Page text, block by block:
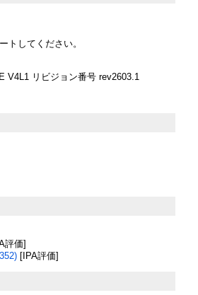
トしてください。
V4L1 リビジョン番号 rev2603.1
評価]
[IPA評価]